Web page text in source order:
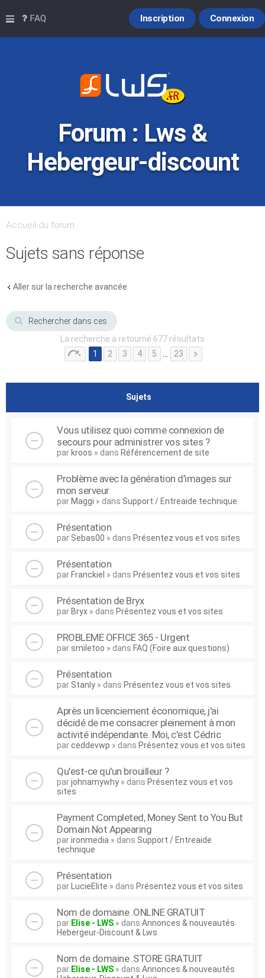
Raccourcis
FAQ Connexion
Inscription
Forum : Lws &
Hebergeur-discount
Accueil du forum
Sujets sans réponse
Aller sur la recherche avancée
La recherche a retourné 677 résultats
1
2 3 4 5 23
Sujets
Vous utilisez quoi comme connexion de
secours pour administrer vos sites ?
par kroos » dans Référencement de site
Problème avec la génération d’images sur
mon serveur
par Maggi » dans Support / Entreaide technique
Présentation
par Sebas00 » dans Présentez vous et vos sites
Présentation
par Franckiel » dans Présentez vous et vos sites
Présentation de Bryx
par Bryx » dans Présentez vous et vos sites
PROBLEME OFFICE 365 - Urgent
par smiletoo » dans FAQ (Foire aux questions)
Présentation
par Stanly » dans Présentez vous et vos sites
Après un licenciement économique, j'ai
décidé de me consacrer pleinement à mon
activité indépendante. Moi, c'est Cédric
parceddevwp » dans Présentez vous et vos sites
Qu'est-ce qu'un brouilleur ?
parjohnamywhy » dans Présentez vous et vos
sites
Payment Completed, Money Sent to You But
Domain Not Appearing
parironmedia » dans Support / Entreaide
technique
Présentation
par LucieElite » dans Présentez vous et vos sites
Nom de domaine .ONLINE GRATUIT
par Elise - LWS » dans Annonces & nouveautés
Hebergeur-Discount & Lws
Nom de domaine .STORE GRATUIT
par Elise - LWS » dans Annonces & nouveautés